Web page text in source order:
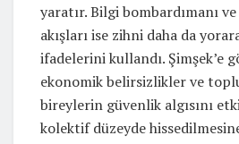
yaratır. Bilgi bombardımanı
akışları ise zihni daha da
ifadelerini kullandı. Şimşek’e
ekonomik belirsizlikler ve
bireylerin güvenlik algısını
kolektif düzeyde